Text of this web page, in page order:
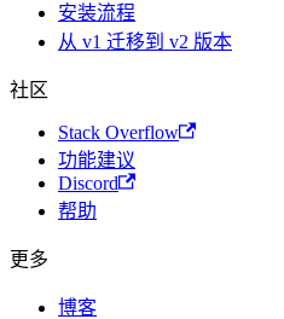
安装流程
从 v1 迁移到 v2 版本
社区
Stack Overflow
功能建议
Discord
帮助
更多
博客